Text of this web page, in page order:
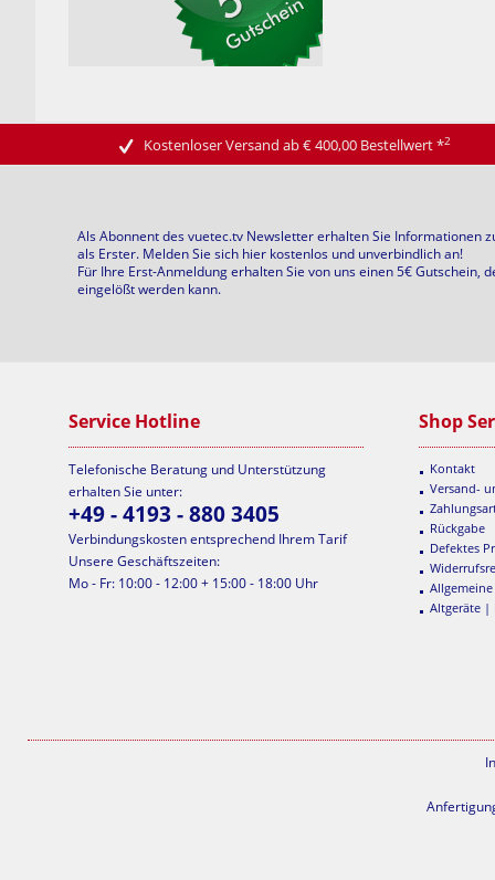
Kostenloser Versand ab € 400,00 Bestellwert*2
Als Abonnent des vuetec.tv Newsletter erhalten Sie Informationen
als Erster. Melden Sie sich hier kostenlos und unverbindlich an!
Für Ihre Erst-Anmeldung erhalten Sie von uns einen 5€ Gutschein,
eingelößt werden kann.
Service Hotline
Telefonische Beratung und Unterstützung
erhalten Sie unter:
+49 - 4193 - 880 3405
Verbindungskosten entsprechend Ihrem Tarif
Unsere Geschäftszeiten:
Mo - Fr: 10:00 - 12:00 + 15:00 - 18:00 Uhr
Shop
Kontakt
Versand-
Rückgabe
Defektes
Altgeräte |